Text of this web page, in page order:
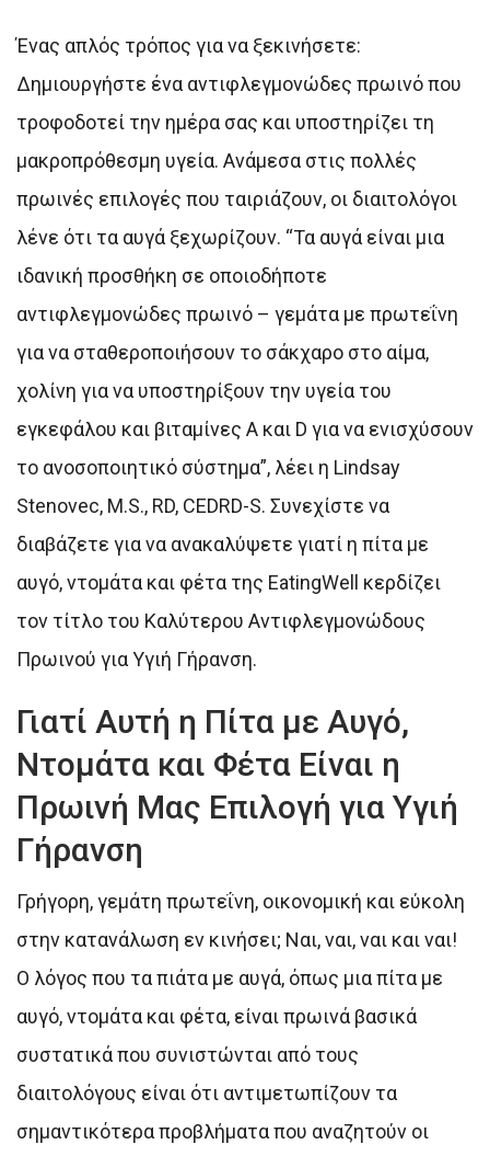
Ένας απλός τρόπος για να ξεκινήσετε:
Δημιουργήστε ένα αντιφλεγμονώδες πρωινό που
τροφοδοτεί την ημέρα σας και υποστηρίζει τη
μακροπρόθεσμη υγεία. Ανάμεσα στις πολλές
πρωινές επιλογές που ταιριάζουν, οι διαιτολόγοι
λένε ότι τα αυγά ξεχωρίζουν. “Τα αυγά είναι μια
ιδανική προσθήκη σε οποιοδήποτε
αντιφλεγμονώδες πρωινό – γεμάτα με πρωτεΐνη
για να σταθεροποιήσουν το σάκχαρο στο αίμα,
χολίνη για να υποστηρίξουν την υγεία του
εγκεφάλου και βιταμίνες A και D για να ενισχύσουν
το ανοσοποιητικό σύστημα”, λέει η Lindsay
Stenovec, M.S., RD, CEDRD-S. Συνεχίστε να
διαβάζετε για να ανακαλύψετε γιατί η πίτα με
αυγό, ντομάτα και φέτα της EatingWell κερδίζει
τον τίτλο του Καλύτερου Αντιφλεγμονώδους
Πρωινού για Υγιή Γήρανση.
Γιατί Αυτή η Πίτα με Αυγό,
Ντομάτα και Φέτα Είναι η
Πρωινή Μας Επιλογή για Υγιή
Γήρανση
Γρήγορη, γεμάτη πρωτεΐνη, οικονομική και εύκολη
στην κατανάλωση εν κινήσει; Ναι, ναι, ναι και ναι!
Ο λόγος που τα πιάτα με αυγά, όπως μια πίτα με
αυγό, ντομάτα και φέτα, είναι πρωινά βασικά
συστατικά που συνιστώνται από τους
διαιτολόγους είναι ότι αντιμετωπίζουν τα
σημαντικότερα προβλήματα που αναζητούν οι